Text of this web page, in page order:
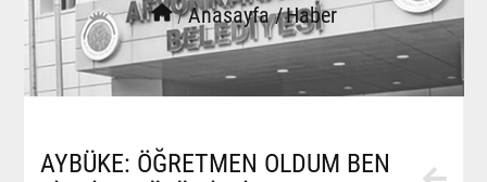
/Anasayfa /Haber
AYBÜKE: ÖĞRETMEN OLDUM BEN